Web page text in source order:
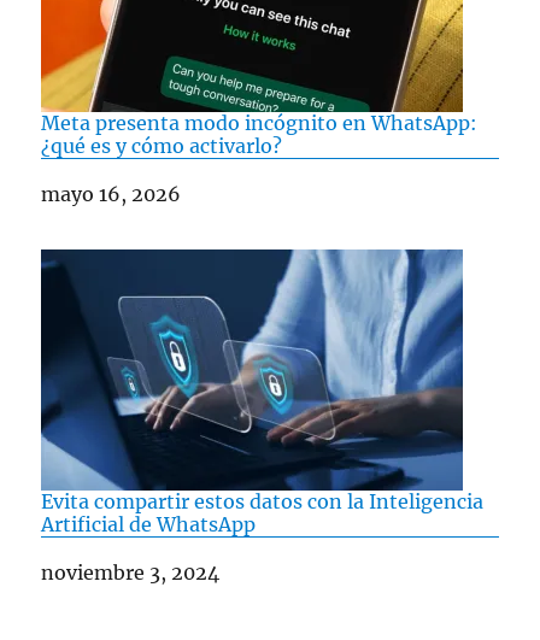
Meta presenta modo incógnito en WhatsApp:
¿qué es y cómo activarlo?
Fecha
mayo 16, 2026
Evita compartir estos datos con la Inteligencia
Artificial de WhatsApp
Fecha
noviembre 3, 2024